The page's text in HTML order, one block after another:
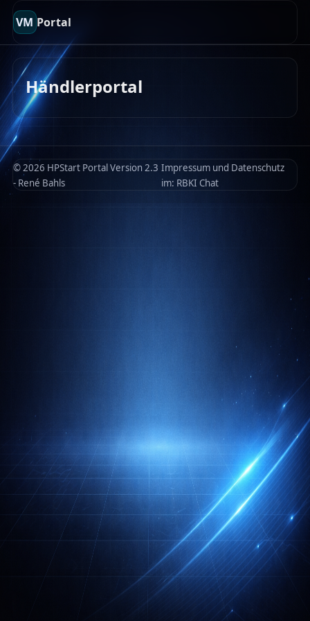
VM Portal
Händlerportal
© 2026 HPStart Portal Version 2.3
- René Bahls
Impressum und Datenschutz
im: RBKI Chat